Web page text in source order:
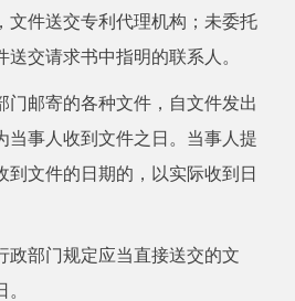
文件送交专利代理机构；未委托
交请求书中指明的联系人。
邮寄的各种文件，自文件发出
当事人收到文件之日。当事人提
到文件的日期的，以实际收到日
部门规定应当直接送交的文